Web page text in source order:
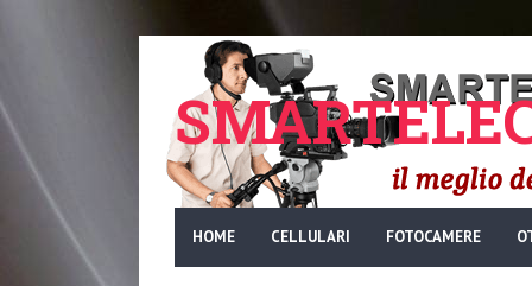
HOME CELLULARI FOTOCAMERE